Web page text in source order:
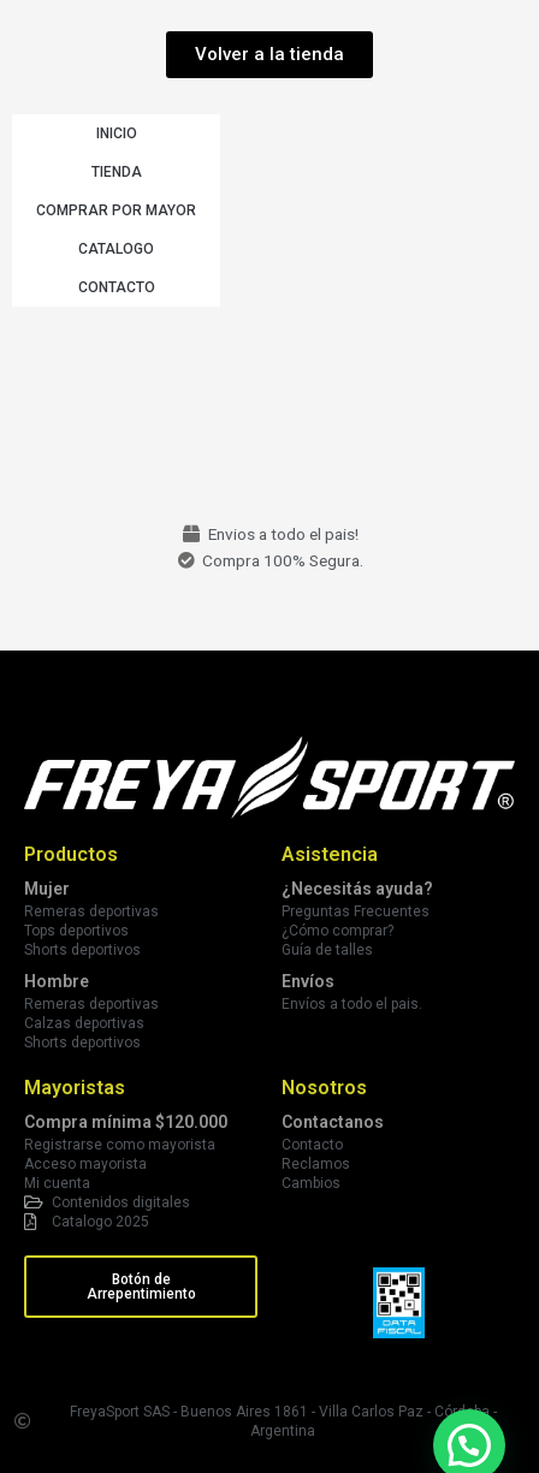
Volver a la tienda
INICIO
TIENDA
COMPRAR POR MAYOR
CATALOGO
CONTACTO
Envios a todo el pais!
Compra 100% Segura.
Productos
Mujer
Remeras deportivas
Tops deportivos
Shorts deportivos
Hombre
Remeras deportivas
Calzas deportivas
Shorts deportivos
Asistencia
¿Necesitás ayuda?
Preguntas Frecuentes
¿Cómo comprar?
Guía de talles
Envíos
Envíos a todo el pais.
Mayoristas
Compra mínima $120.000
Registrarse como mayorista
Acceso mayorista
Mi cuenta
Contenidos digitales
Catalogo 2025
Botón de
Arrepentimiento
Nosotros
Contactanos
Contacto
Reclamos
Cambios
FreyaSport SAS - Buenos Aires 1861 - Villa Carlos Paz - Córdoba -
Argentina